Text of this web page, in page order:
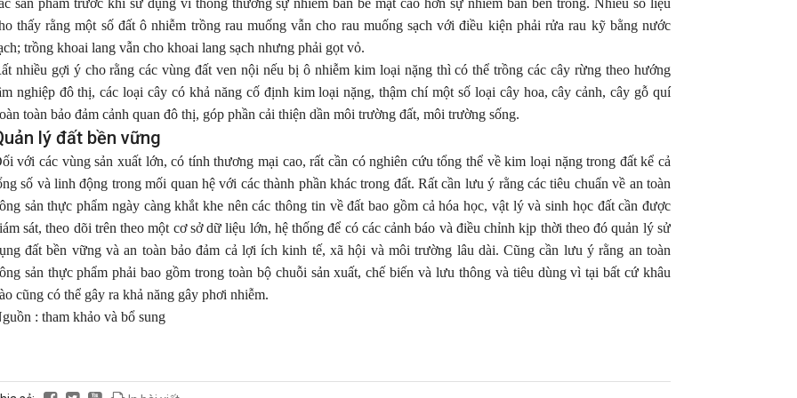
sản phẩm trước khi sử dụng vì thông thường sự nhiễm bẩn bề mặt cao hơn sự nhiễm bẩn bên trong. Nhiều số liệu
thấy rằng một số đất ô nhiễm trồng rau muống vẫn cho rau muống sạch với điều kiện phải rửa rau kỹ bằng nước
trồng khoai lang vẫn cho khoai lang sạch nhưng phải gọt vỏ.
nhiều gợi ý cho rằng các vùng đất ven nội nếu bị ô nhiễm kim loại nặng thì có thể trồng các cây rừng theo hướng
nghiệp đô thị, các loại cây có khả năng cố định kim loại nặng, thậm chí một số loại cây hoa, cây cảnh, cây gỗ quí
toàn bảo đảm cảnh quan đô thị, góp phần cải thiện dần môi trường đất, môi trường sống.
lý đất bền vững
với các vùng sản xuất lớn, có tính thương mại cao, rất cần có nghiên cứu tổng thể về kim loại nặng trong đất kể cả
số và linh động trong mối quan hệ với các thành phần khác trong đất. Rất cần lưu ý rằng các tiêu chuẩn về an toàn
sản thực phẩm ngày càng khắt khe nên các thông tin về đất bao gồm cả hóa học, vật lý và sinh học đất cần được
sát, theo dõi trên theo một cơ sở dữ liệu lớn, hệ thống để có các cảnh báo và điều chỉnh kịp thời theo đó quản lý sử
đất bền vững và an toàn bảo đảm cả lợi ích kinh tế, xã hội và môi trường lâu dài. Cũng cần lưu ý rằng an toàn
sản thực phẩm phải bao gồm trong toàn bộ chuỗi sản xuất, chế biến và lưu thông và tiêu dùng vì tại bất cứ khâu
cũng có thể gây ra khả năng gây phơi nhiễm.
: tham khảo và bổ sung